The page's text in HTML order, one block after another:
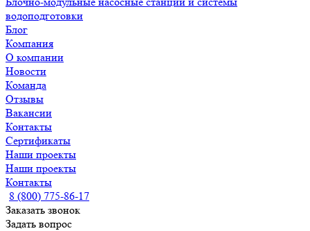
водоподготовки
Блог
Компания
О компании
Новости
Команда
Отзывы
Вакансии
Контакты
Сертификаты
Наши проекты
Наши проекты
Контакты
8 (800) 775-86-17
Заказать звонок
Задать вопрос